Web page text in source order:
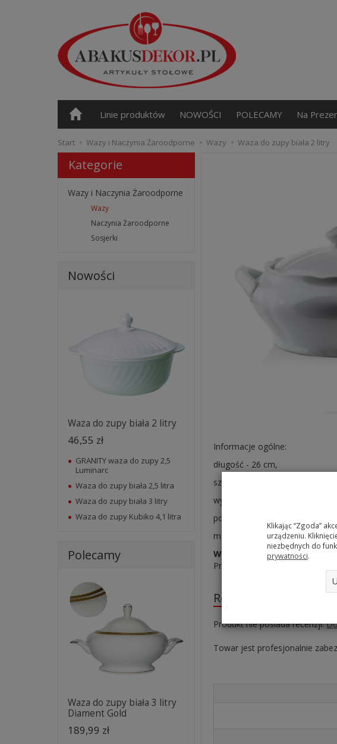
Linie produktów NOWOŚCI POLECAMY Na
Start Wazy i Naczynia Żaroodporne Wazy Waza do zupy biała 2 litry
Informacje ogólne:
długość - 26 cm,
szerokość - 23 cm,
wysokość z pokrywą - 15 cm,
pojemność - 2 litry,
materiał - porcelana
Waza
nadaje się do
Produkt doskonale nadaje się
Recenzje
Produkt nie posiada recenzji.
Towar jest profesjonalnie
Kategorie
Wazy i Naczynia Żaroodporne
Wazy
Naczynia Żaroodporne
Sosjerki
Nowości
Waza do zupy biała 2 litry
46,55 zł
GRANITY waza do zupy 2,5
Luminarc
Waza do zupy biała 2,5 litra
Waza do zupy biała 3 litry
Waza do zupy Kubiko 4,1 litra
Polecamy
Waza do zupy biała 3 litry
Diament Gold
189,99 zł
Klikając “Zgoda”
urządzeniu.
niezbędnych do
prywatności.